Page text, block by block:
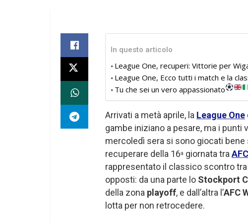
In questo articolo
League One, recuperi: Vittorie per
League One, Ecco tutti i match e la
Tu che sei un vero appassionato
Arrivati a metà aprile, la League One
gambe iniziano a pesare, ma i punti
mercoledì sera si sono giocati
recuperare della 16a giornata tra
rappresentato il classico scontro
opposti: da una parte lo Stockport
della zona playoff, e dall’altra l’AFC
lotta per non retrocedere.